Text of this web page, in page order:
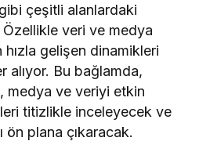
çeşitli alanlardaki
veri ve medya
gelişen dinamikleri
alıyor. Bu bağlamda,
medya ve veriyi etkin
titizlikle inceleyecek ve
ön plana çıkaracak.